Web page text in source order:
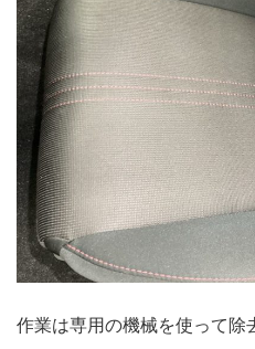
作業は専用の機械を使って除